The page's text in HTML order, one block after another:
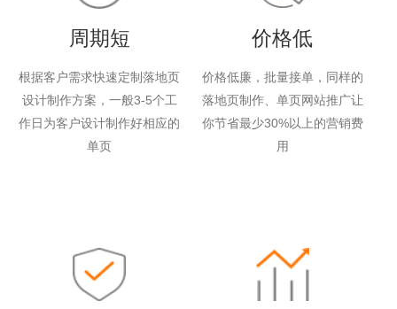
周期短
根据客户需求快速定制落地页
设计制作方案，一般3-5个工
作日为客户设计制作好相应的
单页
价格低
价格低廉，批量接单，同样的
落地页制作、单页网站推广让
你节省最少30%以上的营销费
用